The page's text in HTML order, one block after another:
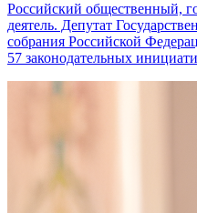
Российский общественный,
деятель. Депутат
собрания Российской
57 законодательных